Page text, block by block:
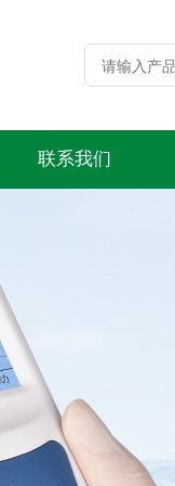
联系我们